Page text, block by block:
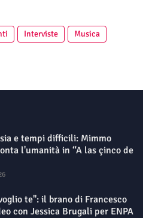
Interviste
Musica
e tempi difficili: Mimmo
l'umanità in “A las çinco de
te": il brano di Francesco
con Jessica Brugali per ENPA